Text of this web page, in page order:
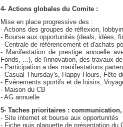
4- Actions globales du Comite :
Mise en place progressive des :
- Actions des groupes de réflexion,
- Bourse aux opportunités (deals, idées,
- Centrale de référencement et d'achats
- Manifestation de prestige annuelle
Fonds, ...), de l'innovation, des travaux
- Participation a des manifestations
- Casual Thursday's, Happy Hours, Fête
- Evénements sportifs et de loisirs,
- Maison du CB
- AG annuelle
5- Taches prioritaires :
- Site internet et bourse aux opportunités
- Fiche puis plaquette de présentation du